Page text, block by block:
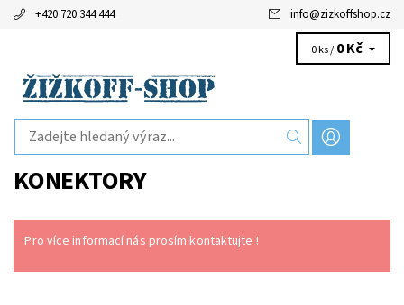
+420 720 344 444 info@zizkoffshop.cz
0 ks / 0 Kč
KONEKTORY
Pro více informací nás prosím kontaktujte !